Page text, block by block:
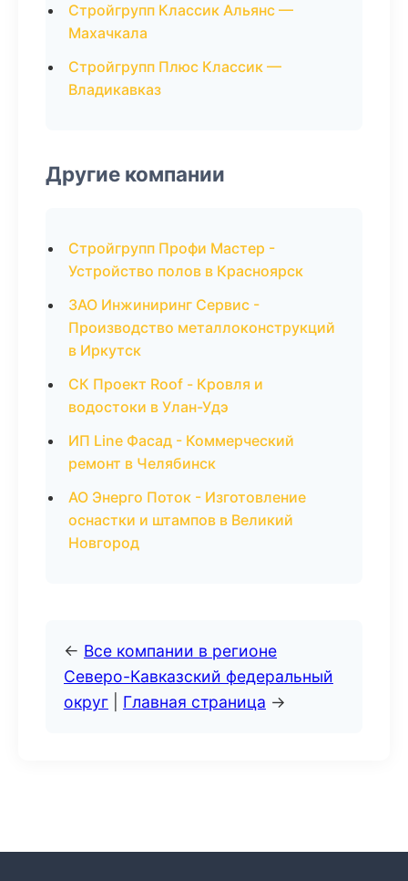
Стройгрупп Классик Альянс —
Махачкала
Стройгрупп Плюс Классик —
Владикавказ
Другие компании
Стройгрупп Профи Мастер -
Устройство полов в Красноярск
ЗАО Инжиниринг Сервис -
Производство металлоконструкций
в Иркутск
СК Проект Roof - Кровля и
водостоки в Улан-Удэ
ИП Line Фасад - Коммерческий
ремонт в Челябинск
АО Энерго Поток - Изготовление
оснастки и штампов в Великий
Новгород
← Все компании в регионе
Северо-Кавказский федеральный
округ
Главная страница →